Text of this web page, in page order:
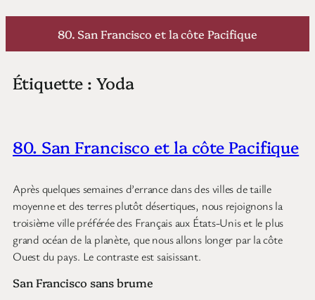
Aller
80. San Francisco et la côte Pacifique
Étiquette : Yoda
80. San Francisco et la côte Pacifique
Après quelques semaines d’errance dans des villes de taille
moyenne et des terres plutôt désertiques, nous rejoignons la
troisième ville préférée des Français aux États-Unis et le plus
grand océan de la planète, que nous allons longer par la côte
Ouest du pays. Le contraste est saisissant.
San Francisco sans brume